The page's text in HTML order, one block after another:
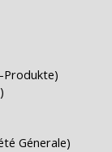
Produkte)
Génerale)